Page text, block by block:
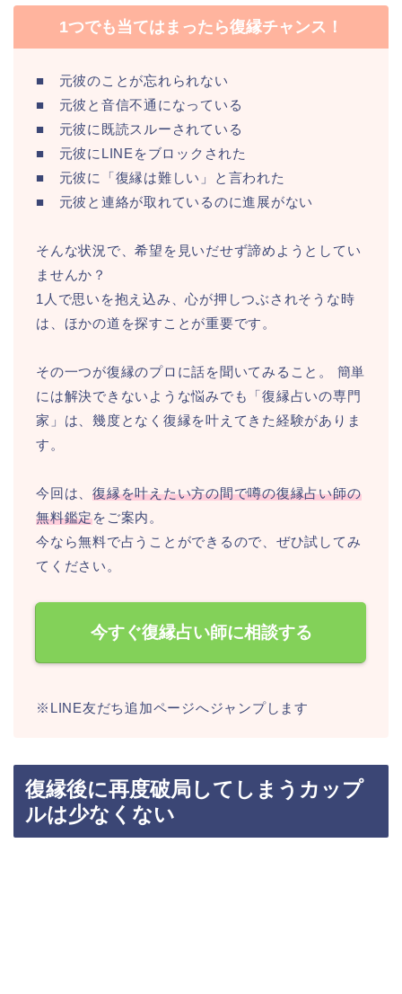
1つでも当てはまったら復縁チャンス！
■ 元彼のことが忘れられない
■ 元彼と音信不通になっている
■ 元彼に既読スルーされている
■ 元彼にLINEをブロックされた
■ 元彼に「復縁は難しい」と言われた
■ 元彼と連絡が取れているのに進展がない
そんな状況で、希望を見いだせず諦めようとしてい
ませんか？
1人で思いを抱え込み、心が押しつぶされそうな時
は、ほかの道を探すことが重要です。
その一つが復縁のプロに話を聞いてみること。 簡単
には解決できないような悩みでも「復縁占いの専門
家」は、幾度となく復縁を叶えてきた経験がありま
す。
今回は、復縁を叶えたい方の間で噂の復縁占い師の
無料鑑定をご案内。
今なら無料で占うことができるので、ぜひ試してみ
てください。
今すぐ復縁占い師に相談する
※LINE友だち追加ページへジャンプします
復縁後に再度破局してしまうカップ
ルは少なくない